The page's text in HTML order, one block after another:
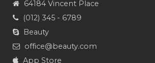
64184 Vincent Place
(012) 345 - 6789
Beauty
office@beauty.com
App Store